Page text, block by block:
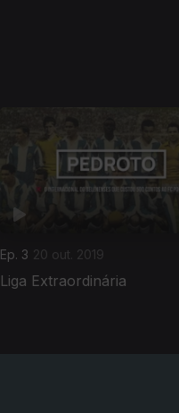
Ep. 3 20 out. 2019
Liga Extraordinária